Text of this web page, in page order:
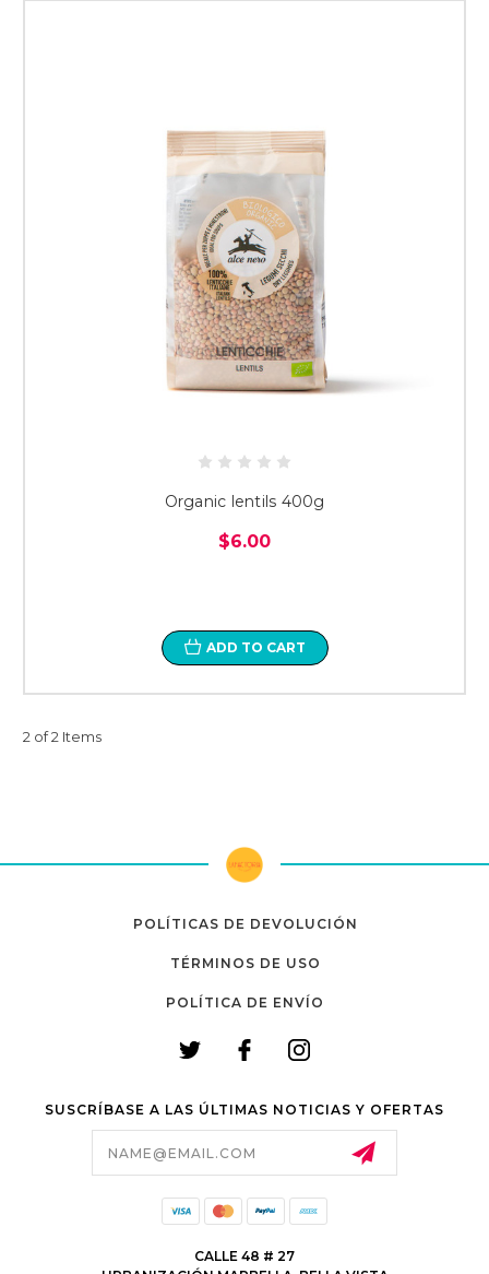
Organic lentils 400g
$6.00
ADD TO CART
2 of 2 Items
POLÍTICAS DE DEVOLUCIÓN
TÉRMINOS DE USO
POLÍTICA DE ENVÍO
SUSCRÍBASE A LAS ÚLTIMAS NOTICIAS Y OFERTAS
CALLE 48 # 27